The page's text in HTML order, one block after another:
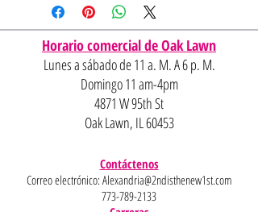
Horario comercial de Oak Lawn
Lunes a sábado de 11 a. M. A 6 p. M.
Domingo 11 am-4pm
4871 W 95th St
Oak Lawn, IL 60453
Contáctenos
Correo electrónico: Alexandria@2ndisthenew1st.com
773-789-2133